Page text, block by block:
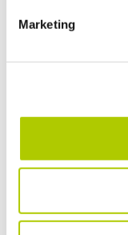
Marketing